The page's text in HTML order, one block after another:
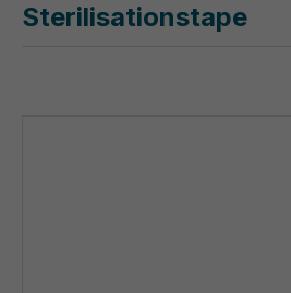
Sterilisationstape